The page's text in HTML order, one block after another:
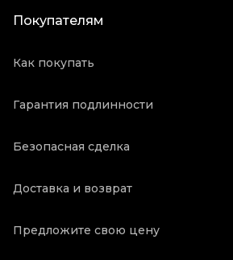
Покупателям
Как покупать
Гарантия подлинности
Безопасная сделка
Доставка и возврат
Предложите свою цену